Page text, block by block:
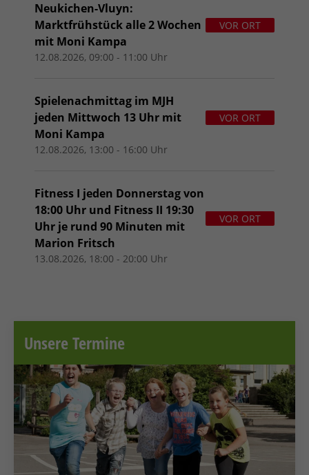
Neukichen-Vluyn:
Marktfrühstück alle 2 Wochen
mit Moni Kampa
VOR ORT
12.08.2026, 09:00 - 11:00 Uhr
Spielenachmittag im MJH
jeden Mittwoch 13 Uhr mit
Moni Kampa
VOR ORT
12.08.2026, 13:00 - 16:00 Uhr
Fitness I jeden Donnerstag von
18:00 Uhr und Fitness II 19:30
Uhr je rund 90 Minuten mit
Marion Fritsch
VOR ORT
13.08.2026, 18:00 - 20:00 Uhr
Unsere Termine